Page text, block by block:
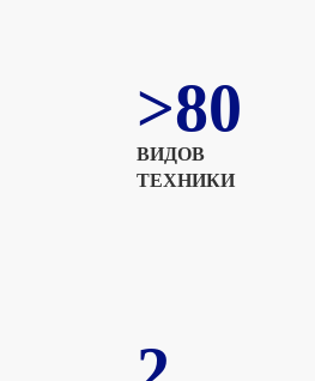
>80
ВИДОВ
ТЕХНИКИ